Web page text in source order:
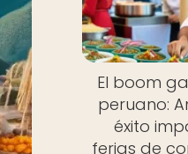
El boom
peruano:
éxito
ferias de